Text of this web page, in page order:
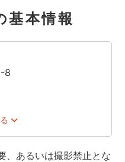
基本情報
8
、あるいは撮影禁止とな